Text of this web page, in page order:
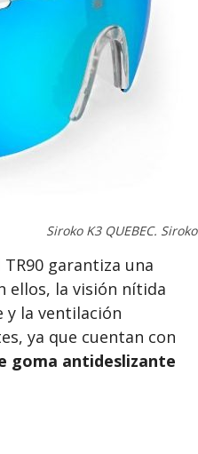
Siroko K3 QUEBEC. Siroko
garantiza una
ellos, la visión nítida
y la ventilación
ya que cuentan con
goma antideslizante